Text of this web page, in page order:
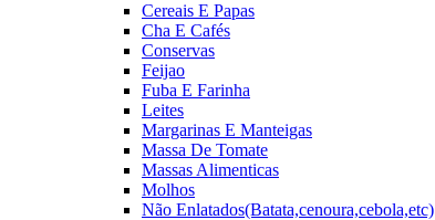
Cereais E Papas
Cha E Cafés
Conservas
Feijao
Fuba E Farinha
Leites
Margarinas E Manteigas
Massa De Tomate
Massas Alimenticas
Molhos
Não Enlatados(Batata,cenoura,cebola,etc)